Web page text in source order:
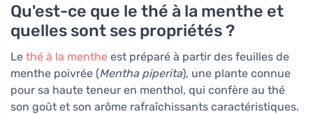
Qu'est-ce que le thé à la menthe et
quelles sont ses propriétés ?
Le thé à la menthe est préparé à partir des feuilles de
menthe poivrée (Mentha piperita), une plante connue
pour sa haute teneur en menthol, qui confère au thé
son goût et son arôme rafraîchissants caractéristiques.